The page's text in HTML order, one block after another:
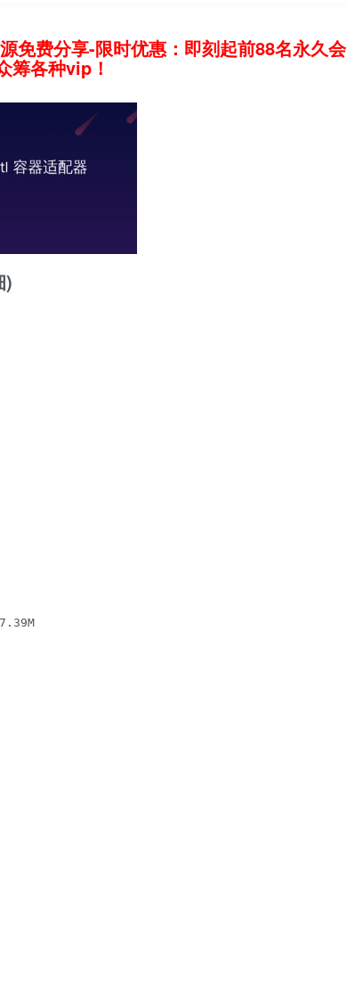
免费分享-限时优惠：即刻起前88名永久会
筹各种vip！
)